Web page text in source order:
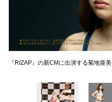
『RIZAP』の新CMに出演する菊地亜美